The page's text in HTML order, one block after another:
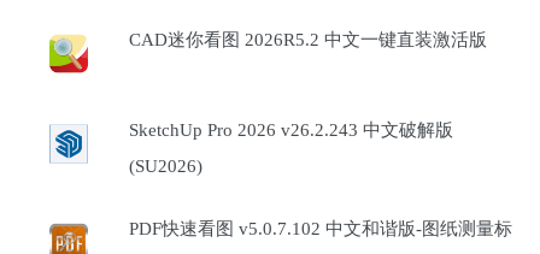
CAD迷你看图 2026R5.2 中文一键直装激活版
SketchUp Pro 2026 v26.2.243 中文破解版
(SU2026)
PDF快速看图 v5.0.7.102 中文和谐版-图纸测量标